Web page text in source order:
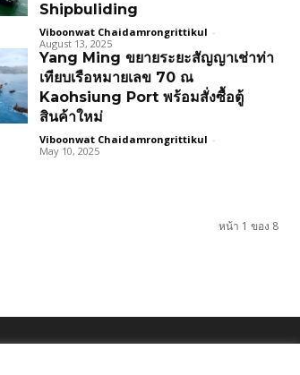
Shipbuliding
Viboonwat Chaidamrongrittikul -
August 13, 2025
Yang Ming ขยายระยะสัญญาเช่าท่า
เทียบเรือหมายเลข 70 ณ
Kaohsiung Port พร้อมสั่งซื้อตู้
สินค้าใหม่
Viboonwat Chaidamrongrittikul -
May 10, 2025
หน้า 1 ของ 8